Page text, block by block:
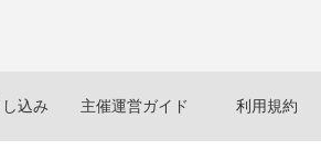
込み 主催運営ガイド 利用規約